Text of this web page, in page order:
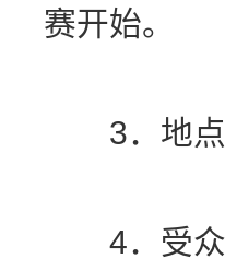
赛开始。
3．地点
4．受众